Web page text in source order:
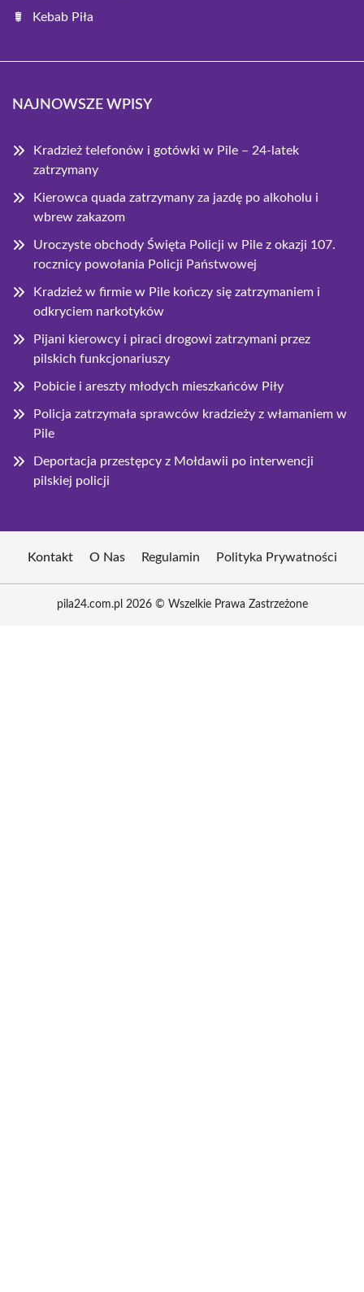
Kebab Piła
NAJNOWSZE WPISY
Kradzież telefonów i gotówki w Pile – 24-latek
zatrzymany
Kierowca quada zatrzymany za jazdę po alkoholu i
wbrew zakazom
Uroczyste obchody Święta Policji w Pile z okazji 107.
rocznicy powołania Policji Państwowej
Kradzież w firmie w Pile kończy się zatrzymaniem i
odkryciem narkotyków
Pijani kierowcy i piraci drogowi zatrzymani przez
pilskich funkcjonariuszy
Pobicie i areszty młodych mieszkańców Piły
Policja zatrzymała sprawców kradzieży z włamaniem w
Pile
Deportacja przestępcy z Mołdawii po interwencji
pilskiej policji
Kontakt O Nas Regulamin Polityka Prywatności
pila24.com.pl 2026 © Wszelkie Prawa Zastrzeżone